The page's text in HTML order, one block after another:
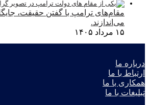
مقام‌های ترامپ با گفتن حقیقت،
می‌اندازند.
۱۵ مرداد ۱۴۰۵
درباره ما
ارتباط با ما
همکاری با ما
تبلیغات با ما